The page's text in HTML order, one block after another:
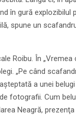
în gură
spune un
Roibu. În
„Pe când
a unei
fotografii. Cum
Neagră,